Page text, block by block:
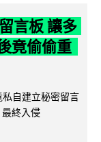
言板 讓多
竟偷偷重
自建立秘密留言
終入侵